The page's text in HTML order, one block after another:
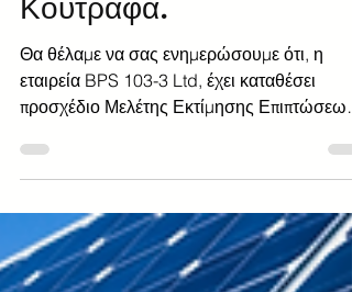
στην Κοινότητα Πάνω
Κουτραφά.
Θα θέλαμε να σας ενημερώσουμε ότι, η
εταιρεία BPS 103-3 Ltd, έχει καταθέσει
και λειτουργία Αγρο-φωτοβολταϊκού Πάρκου
στα Κοινοτικά μας όρια.